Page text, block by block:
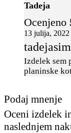
Tadeja
Ocenjeno
13 julija, 2022
Izdelek sem
planinske
Podaj mnenje
Oceni izdelek
naslednjem